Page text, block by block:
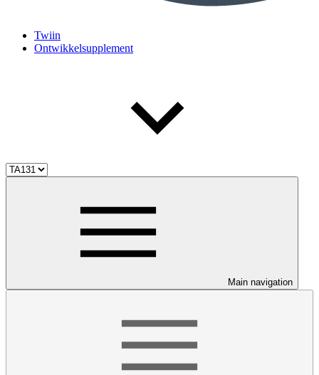
Twiin
Ontwikkelsupplement
Main navigation